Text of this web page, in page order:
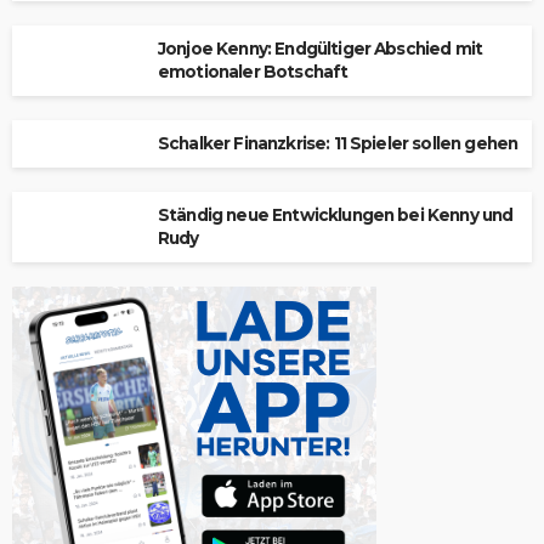
Jonjoe Kenny: Endgültiger Abschied mit
emotionaler Botschaft
Schalker Finanzkrise: 11 Spieler sollen gehen
Ständig neue Entwicklungen bei Kenny und
Rudy